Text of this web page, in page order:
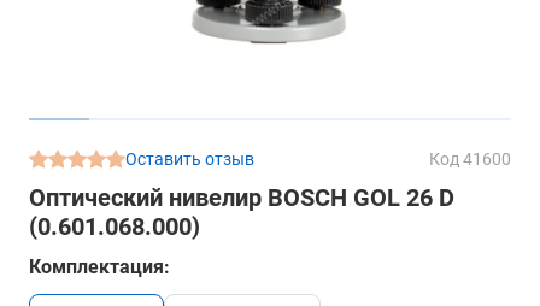
Оставить отзыв Код 41600
Оптический нивелир BOSCH GOL 26 D
(0.601.068.000)
Комплектация: